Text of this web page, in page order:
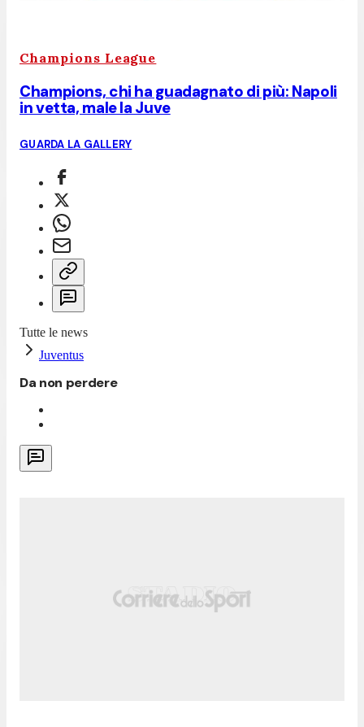
Champions League
Champions, chi ha guadagnato di più: Napoli
in vetta, male la Juve
GUARDA LA GALLERY
Tutte le news
Juventus
Da non perdere